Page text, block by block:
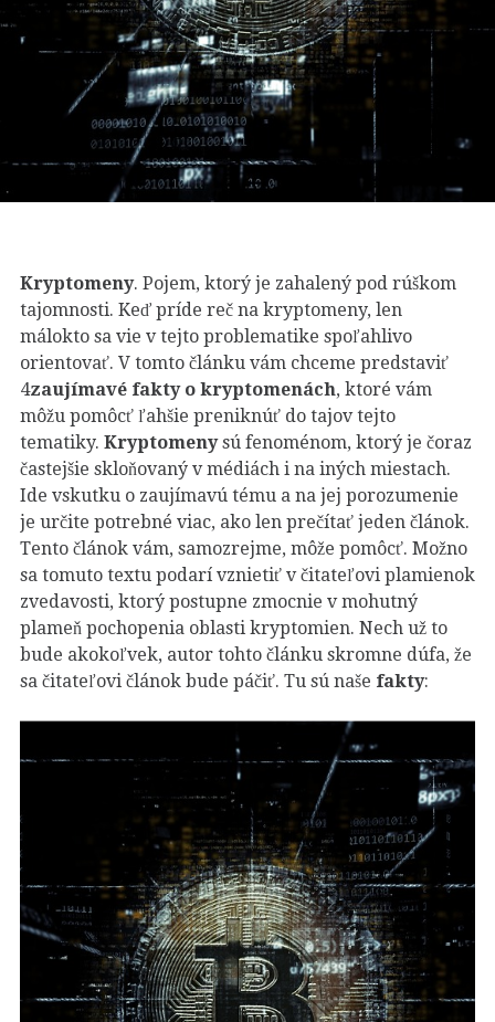
Kryptomeny. Pojem, ktorý je zahalený pod rúškom
tajomnosti. Keď príde reč na kryptomeny, len
málokto sa vie v tejto problematike spoľahlivo
orientovať. V tomto článku vám chceme predstaviť
4zaujímavé fakty o kryptomenách, ktoré vám
môžu pomôcť ľahšie preniknúť do tajov tejto
tematiky. Kryptomenysú fenoménom, ktorý je čoraz
častejšie skloňovaný v médiách i na iných miestach.
Ide vskutku o zaujímavú tému a na jej porozumenie
je určite potrebné viac, ako len prečítať jeden článok.
Tento článok vám, samozrejme, môže pomôcť. Možno
sa tomuto textu podarí vznietiť v čitateľovi plamienok
zvedavosti, ktorý postupne zmocnie v mohutný
plameň pochopenia oblasti kryptomien. Nech už to
bude akokoľvek, autor tohto článku skromne dúfa, že
sa čitateľovi článok bude páčiť. Tu sú naše fakty: